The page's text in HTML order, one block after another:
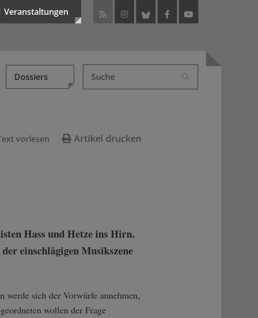
Dossiers
vorlesen Artikel drucken
Hass und Hetze ins Hirn.
einschlägigen Musikszene
sich der Vorwürfe annehmen,
wollen der Frage